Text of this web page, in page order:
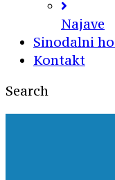
Najave
Sinodalni
Kontakt
Search